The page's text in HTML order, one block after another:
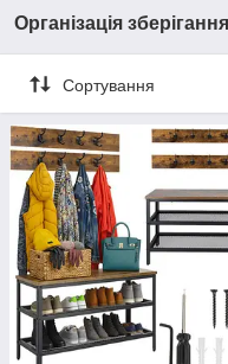
Організація
Сортування